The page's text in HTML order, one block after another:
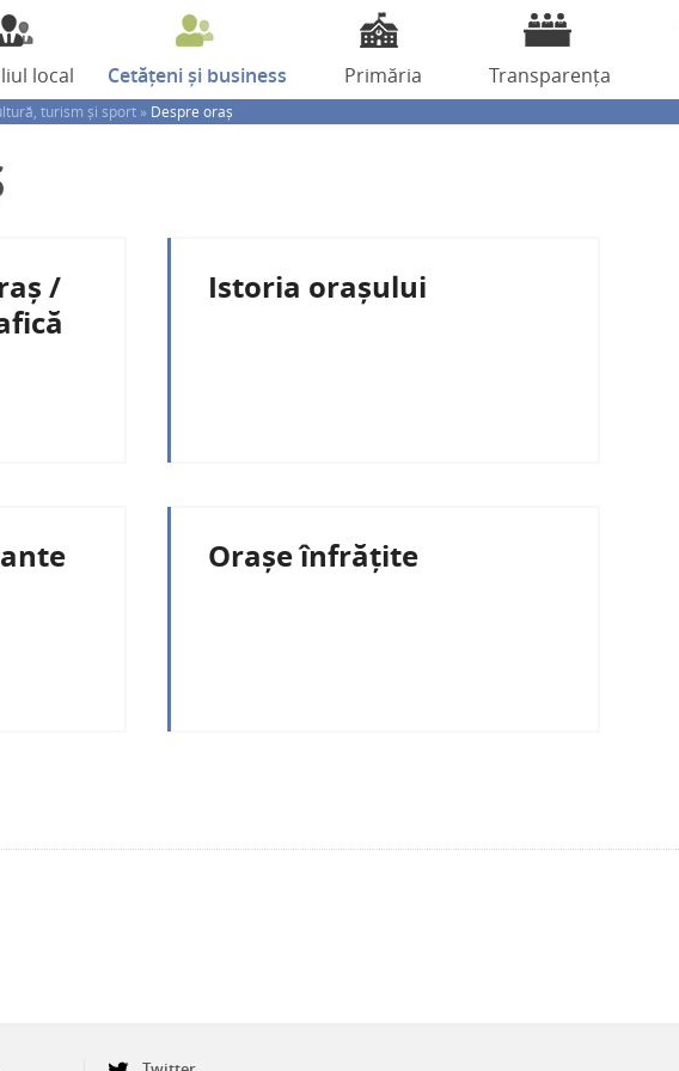
local Cetățeniși business Primăria Transparența
turism și sport » Despre oraș
/
Istoria orașului
Orașe înfrățite